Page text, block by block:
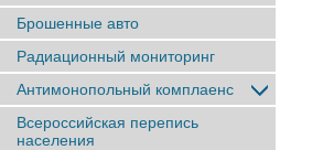
Брошенные авто
Радиационный мониторинг
Антимонопольный комплаенс
Всероссийская перепись
населения